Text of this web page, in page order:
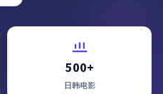
500+
日韩电影